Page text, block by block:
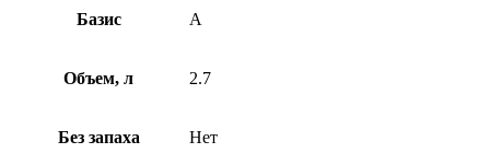
Базис A
Объем, л 2.7
Без запаха Нет